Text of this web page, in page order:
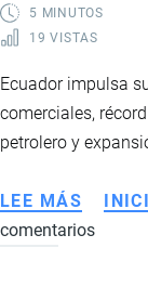
SECTOR
5 MINUTOS
19 VISTAS
Ecuador impulsa
comerciales,
petrolero y
LEE MÁS SOBRE
comentarios